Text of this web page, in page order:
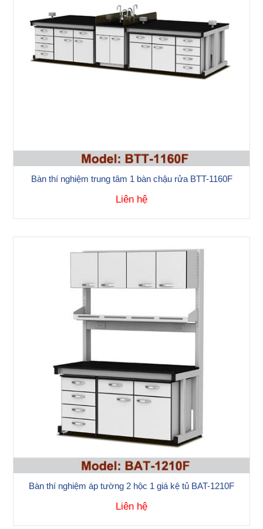
Bàn thí nghiệm trung tâm 1 bàn chậu rửa BTT-1160F
Liên hệ
Bàn thí nghiệm áp tường 2 hộc 1 giá kệ tủ BAT-1210F
Liên hệ